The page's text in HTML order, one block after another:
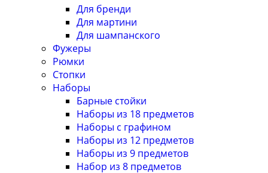
Для бренди
Для мартини
Для шампанского
Фужеры
Рюмки
Стопки
Наборы
Барные стойки
Наборы из 18 предметов
Наборы с графином
Наборы из 12 предметов
Наборы из 9 предметов
Набор из 8 предметов